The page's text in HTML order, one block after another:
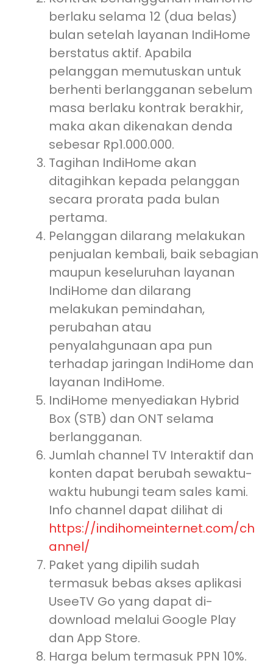
berlaku selama 12 (dua belas)
bulan setelah layanan IndiHome
berstatus aktif. Apabila
pelanggan memutuskan untuk
berhenti berlangganan sebelum
masa berlaku kontrak berakhir,
maka akan dikenakan denda
sebesar Rp1.000.000.
Tagihan IndiHome akan
ditagihkan kepada pelanggan
secara prorata pada bulan
pertama.
Pelanggan dilarang melakukan
penjualan kembali, baik sebagian
maupun keseluruhan layanan
IndiHome dan dilarang
melakukan pemindahan,
perubahan atau
penyalahgunaan apa pun
terhadap jaringan IndiHome dan
layanan IndiHome.
IndiHome menyediakan Hybrid
Box (STB) dan ONT selama
berlangganan.
Jumlah channel TV Interaktif dan
konten dapat berubah sewaktu-
waktu hubungi team sales kami.
Info channel dapat dilihat di
https://indihomeinternet.com/ch
annel/
Paket yang dipilih sudah
termasuk bebas akses aplikasi
UseeTV Go yang dapat di-
download melalui Google Play
dan App Store.
Harga belum termasuk PPN 10%.